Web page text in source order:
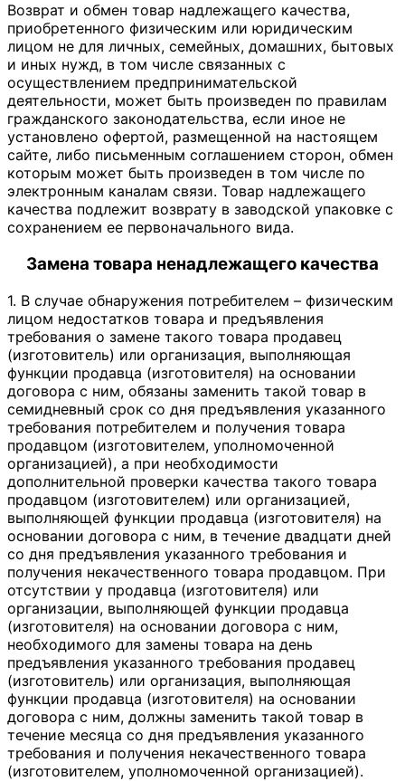
Возврат и обмен товар надлежащего качества,
приобретенного физическим или юридическим
лицом не для личных, семейных, домашних, бытовых
и иных нужд, в том числе связанных с
осуществлением предпринимательской
деятельности, может быть произведен по правилам
гражданского законодательства, если иное не
установлено офертой, размещенной на настоящем
сайте, либо письменным соглашением сторон, обмен
которым может быть произведен в том числе по
электронным каналам связи. Товар надлежащего
качества подлежит возврату в заводской упаковке с
сохранением ее первоначального вида.
Замена товара ненадлежащего качества
1. В случае обнаружения потребителем – физическим
лицом недостатков товара и предъявления
требования о замене такого товара продавец
(изготовитель) или организация, выполняющая
функции продавца (изготовителя) на основании
договора с ним, обязаны заменить такой товар в
семидневный срок со дня предъявления указанного
требования потребителем и получения товара
продавцом (изготовителем, уполномоченной
организацией), а при необходимости
дополнительной проверки качества такого товара
продавцом (изготовителем) или организацией,
выполняющей функции продавца (изготовителя) на
основании договора с ним, в течение двадцати дней
со дня предъявления указанного требования и
получения некачественного товара продавцом. При
отсутствии у продавца (изготовителя) или
организации, выполняющей функции продавца
(изготовителя) на основании договора с ним,
необходимого для замены товара на день
предъявления указанного требования продавец
(изготовитель) или организация, выполняющая
функции продавца (изготовителя) на основании
договора с ним, должны заменить такой товар в
течение месяца со дня предъявления указанного
требования и получения некачественного товара
(изготовителем, уполномоченной организацией).